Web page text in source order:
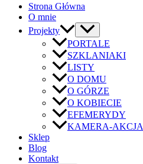
Strona Główna
O mnie
Projekty
PORTALE
SZKLANIAKI
LISTY
O DOMU
O GÓRZE
O KOBIECIE
EFEMERYDY
KAMERA-AKCJA
Sklep
Blog
Kontakt